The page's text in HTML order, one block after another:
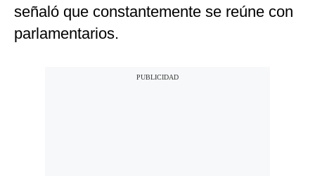
señaló que constantemente se reúne con
parlamentarios.